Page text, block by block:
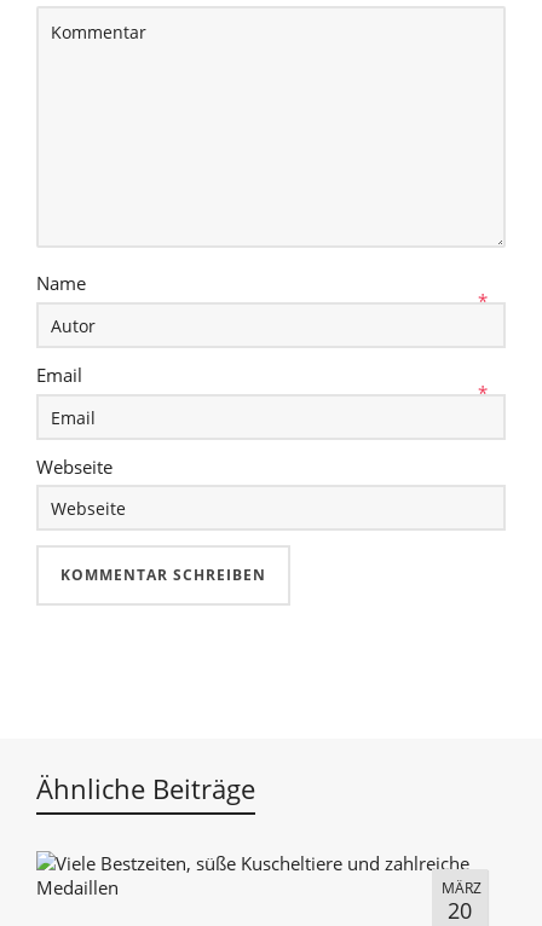
Name
*
Email
*
Webseite
Ähnliche Beiträge
MÄRZ
20